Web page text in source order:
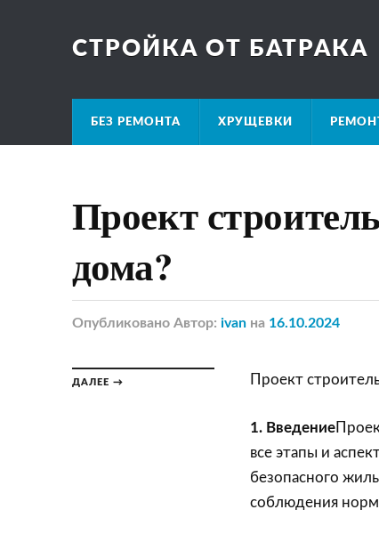
СТРОЙКА ОТ БАТРАКА
БЕЗ РЕМОНТА ХРУЩЕВКИ
Проект
дома?
Опубликовано Автор: ivan на 16.10.2024
ДАЛЕЕ → Проект
1. Введение
все этапы и
безопасного
соблюдения